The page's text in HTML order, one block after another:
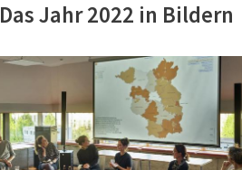
Das Jahr 2022 in Bildern